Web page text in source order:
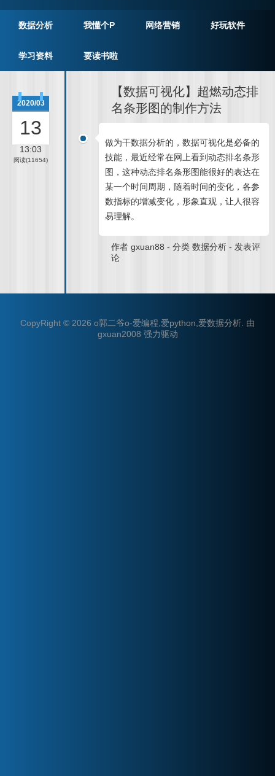
数据分析 我懂个P 网络营销 好玩软件
学习资料 要读书啦
【数据可视化】超燃动态排
名条形图的制作方法
2020/03
13
13:03
阅读(11654)
做为干数据分析的，数据可视化是必备的
技能，最近经常在网上看到动态排名条形
图，这种动态排名条形图能很好的表达在
某一个时间周期，随着时间的变化，各参
数指标的增减变化，形象直观，让人很容
易理解。
作者gxuan88 -分类数据分析 - 发表评
论
CopyRight © 2026 o郭二爷o-爱编程,爱python,爱数据分析 由
gxuan2008 强力驱动